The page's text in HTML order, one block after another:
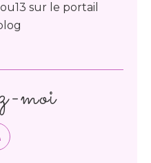
sur le portail
moi